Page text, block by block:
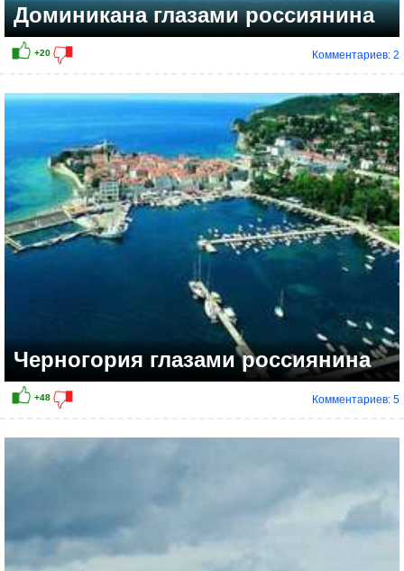
Доминикана глазами россиянина
Комментариев: 2
Черногория глазами россиянина
Комментариев: 5